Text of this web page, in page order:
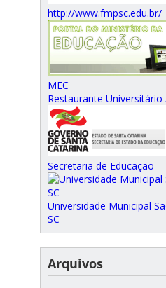
http://www.fmpsc.edu.br/
MEC
Restaurante Universitário
Secretaria de Educação
Universidade Municipal
SC
Arquivos